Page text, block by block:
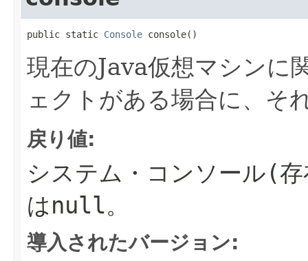
public static Console console()
現在のJava仮想マシンに
ェクトがある場合に、そ
戻り値:
システム・コンソール(
はnull。
導入されたバージョン: